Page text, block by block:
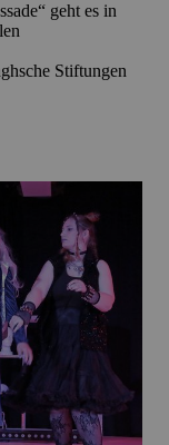
geht es in
Stiftungen